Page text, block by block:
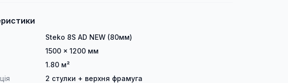
Steko 8S AD NEW (80мм)
1500 × 1200 мм
1.80 м²
2 стулки + верхня фрамуга